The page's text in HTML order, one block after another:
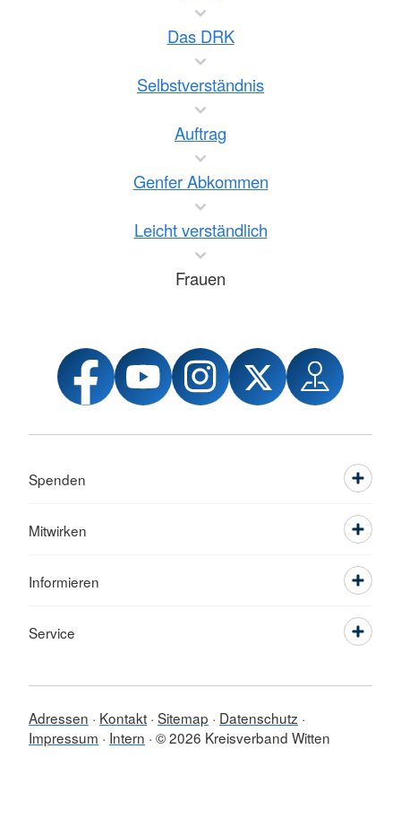
Das DRK
Selbstverständnis
Auftrag
Genfer Abkommen
Leicht verständlich
Frauen
Spenden
Mitwirken
Informieren
Service
Adressen Kontakt Sitemap
Datenschutz
Impressum
Intern © 2026 Kreisverband Witten